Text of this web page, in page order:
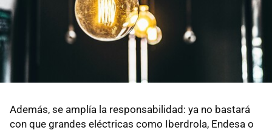
Además, se amplía la responsabilidad: ya no bastará
con que grandes eléctricas como Iberdrola, Endesa o